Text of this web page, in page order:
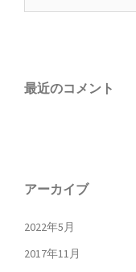
最近のコメント
アーカイブ
2022年5月
2017年11月